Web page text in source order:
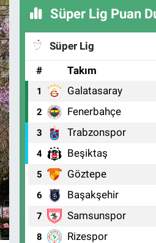
Süper Lig Puan
Süper Lig
#
Takım
1 Galatasaray
2 Fenerbahçe
3 Trabzonspor
4 Beşiktaş
5 Göztepe
6 Başakşehir
7 Samsunspor
8 Rizespor